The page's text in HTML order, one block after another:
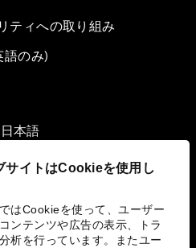
サイトはCookieを使用し
はCookieを使って、ユーザー
ンテンツや広告の表示、トラ
析を行っています。またユー
ティへの取り組み
語のみ)
日本語